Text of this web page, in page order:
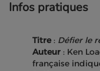
Infos pratiques
Titre: Défier le
Auteur : Ken
française